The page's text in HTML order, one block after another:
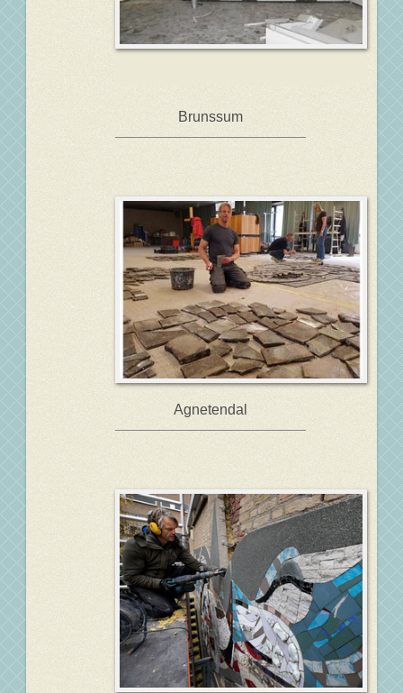
Brunssum
Agnetendal